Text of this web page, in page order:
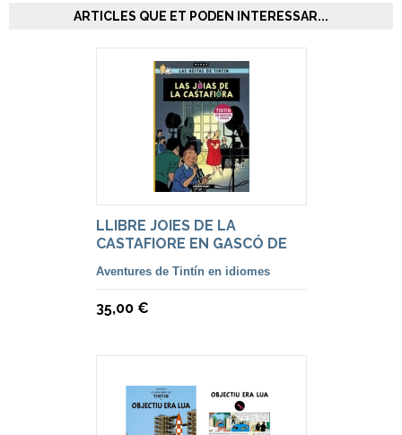
ARTICLES QUE ET PODEN INTERESSAR...
LLIBRE JOIES DE LA
CASTAFIORE EN GASCÓ DE
Aventures de Tintín en idiomes
35,00 €